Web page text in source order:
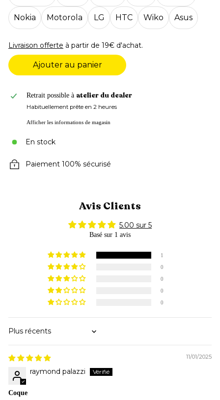
Nokia Motorola LG HTC Wiko Asus
Livraison offerte à partir de 19€ d'achat.
Ajouter au panier
Retrait possible à atelier du dealer
Habituellement prête en 2 heures
Afficher les informations de magasin
En stock
Paiement 100% sécurisé
Avis Clients
5.00 sur 5
Basé sur 1 avis
1
0
0
0
0
Sort by
11/01/2025
raymond palazzi
Coque